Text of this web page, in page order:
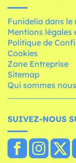
Funidelia dans le
Mentions légales
Politique de
Cookies
Zone Entreprise
Sitemap
Qui sommes
SUIVEZ-NOUS